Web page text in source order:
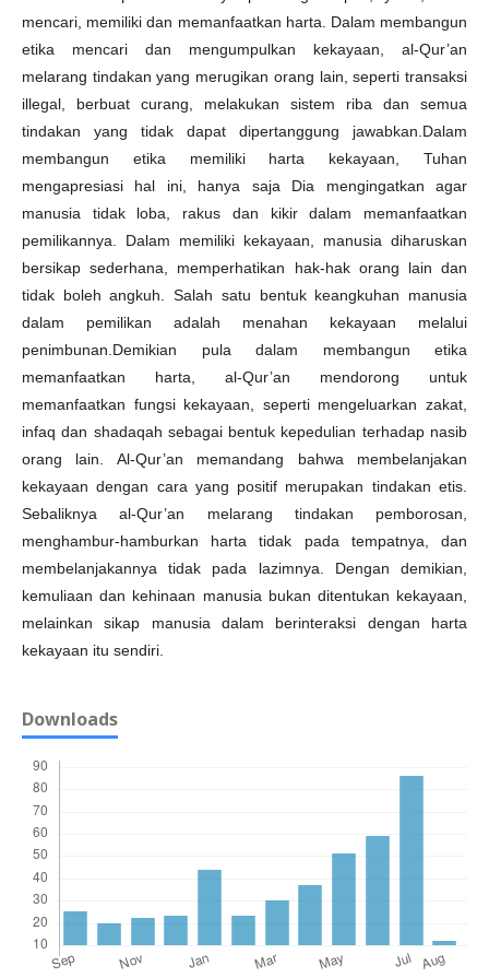
mencari, memiliki dan memanfaatkan harta. Dalam membangun
etika mencari dan mengumpulkan kekayaan, al-Qur’an
melarang tindakan yang merugikan orang lain, seperti transaksi
illegal, berbuat curang, melakukan sistem riba dan semua
tindakan yang tidak dapat dipertanggung jawabkan.Dalam
membangun etika memiliki harta kekayaan, Tuhan
mengapresiasi hal ini, hanya saja Dia mengingatkan agar
manusia tidak loba, rakus dan kikir dalam memanfaatkan
pemilikannya. Dalam memiliki kekayaan, manusia diharuskan
bersikap sederhana, memperhatikan hak-hak orang lain dan
tidak boleh angkuh. Salah satu bentuk keangkuhan manusia
dalam pemilikan adalah menahan kekayaan melalui
penimbunan.Demikian pula dalam membangun etika
memanfaatkan harta, al-Qur’an mendorong untuk
memanfaatkan fungsi kekayaan, seperti mengeluarkan zakat,
infaq dan shadaqah sebagai bentuk kepedulian terhadap nasib
orang lain. Al-Qur’an memandang bahwa membelanjakan
kekayaan dengan cara yang positif merupakan tindakan etis.
Sebaliknya al-Qur’an melarang tindakan pemborosan,
menghambur-hamburkan harta tidak pada tempatnya, dan
membelanjakannya tidak pada lazimnya. Dengan demikian,
kemuliaan dan kehinaan manusia bukan ditentukan kekayaan,
melainkan sikap manusia dalam berinteraksi dengan harta
kekayaan itu sendiri.
Downloads